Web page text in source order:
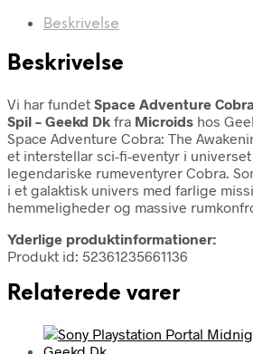
Beskrivelse
Beskrivelse
Vi har fundet Space Adventure
Spil – Geekd Dk fra Microids hos
Space Adventure Cobra: The
et interstellar sci-fi-eventyr i
legendariske rumeventyrer Cobra.
i et galaktisk univers med farlige
hemmeligheder og massive
Yderlige produktinformationer:
Produkt id: 52361235661136
Relaterede varer